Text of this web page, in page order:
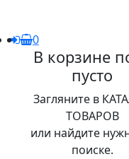
0
В корзине
пусто
Загляните в
ТОВАРОВ
или найдите
поиске.